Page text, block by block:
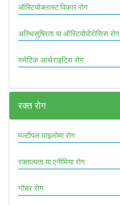
ऑस्टियोक्लास्ट विकार रोग
अस्थिसुषिरता या ऑस्टियोपोरोसिस रोग
रुमेटिक आर्थराइटिस रोग
रक्त रोग
मल्टीपल माइलोमा रोग
रक्ताल्पता या एनीमिया रोग
गॉचर रोग